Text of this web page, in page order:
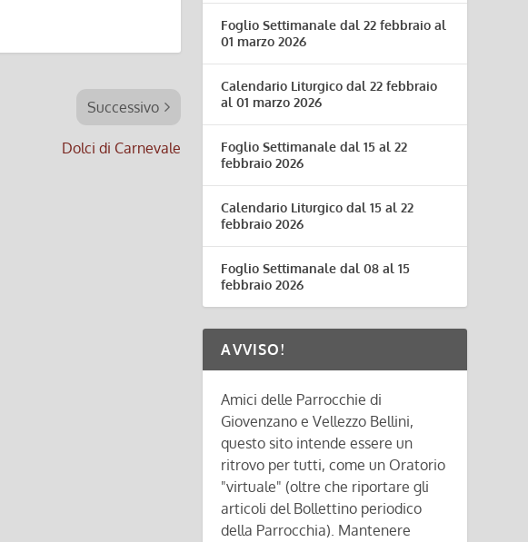
Successivo
Dolci di Carnevale
Foglio Settimanale dal 22 febbraio al
01 marzo 2026
Calendario Liturgico dal 22 febbraio
al 01 marzo 2026
Foglio Settimanale dal 15 al 22
febbraio 2026
Calendario Liturgico dal 15 al 22
febbraio 2026
Foglio Settimanale dal 08 al 15
febbraio 2026
AVVISO!
Amici delle Parrocchie di
Giovenzano e Vellezzo Bellini,
questo sito intende essere un
ritrovo per tutti, come un Oratorio
"virtuale" (oltre che riportare gli
articoli del Bollettino periodico
della Parrocchia). Mantenere